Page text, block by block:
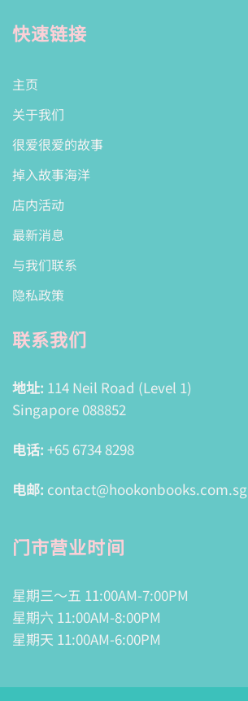
快速链接
主页
关于我们
很爱很爱的故事
掉入故事海洋
店内活动
最新消息
与我们联系
隐私政策
联系我们
地址: 114 Neil Road (Level 1)
Singapore 088852
电话: +65 6734 8298
电邮: contact@hookonbooks.com.sg
门市营业时间
星期三～五 11:00AM-7:00PM
星期六 11:00AM-8:00PM
星期天 11:00AM-6:00PM